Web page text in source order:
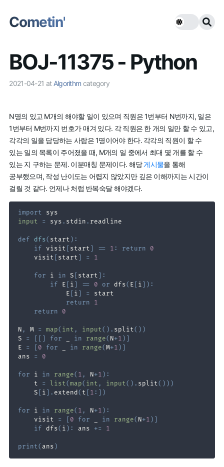
Cometin'
BOJ-11375 - Python
2021-04-21 at Algorithm category
N명의 있고 M개의 해야할 일이 있으며 직원은 1번부터 N번까지, 일은
1번부터 M번까지 번호가 매겨 있다. 각 직원은 한 개의 일만 할 수 있고,
각각의 일을 담당하는 사람은 1명이어야 한다. 각각의 직원이 할 수
있는 일의 목록이 주어졌을 때, M개의 일 중에서 최대 몇 개를 할 수
있는 지 구하는 문제. 이분매칭 문제이다. 해당게시물을 통해
공부했으며, 작성 난이도는 어렵지 않았지만 깊은 이해까지는 시간이
걸릴 것 같다. 언제나 처럼 반복숙달 해야겠다.
import
input
= sys . stdin .
def dfs( start ) :
if visit [ start ] == 1 : return
0
    visit
[ start ] = 1
for i in S [ start ] :
if E [ i ] == 0 or dfs( E [ i ] ) :
            E
[ i ] =
return
1
return
0
N , M = map( int , input( ) . split( ) )
S = [ [ ] for in range( N+1 ) ]
E = [ 0 for in range(M+1 ) ]
ans = 0
for i in range( 1 , N+1 ) :
    t
= list(map( int , input( ) . split( ) ) )
    S
[ i ] . extend ( t [ 1 : ] )
for i in range( 1 , N+1 ) :
    visit
= [ 0 for in range( N+1 ) ]
if dfs( i ) : ans += 1
print( ans )